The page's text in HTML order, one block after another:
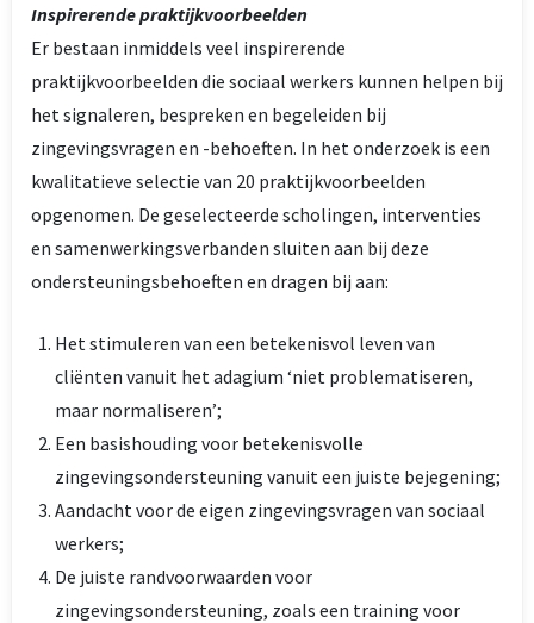
Inspirerende praktijkvoorbeelden
Er bestaan inmiddels veel inspirerende
praktijkvoorbeelden die sociaal werkers kunnen helpen bij
het signaleren, bespreken en begeleiden bij
zingevingsvragen en -behoeften. In het onderzoek is een
kwalitatieve selectie van 20 praktijkvoorbeelden
opgenomen. De geselecteerde scholingen, interventies
en samenwerkingsverbanden sluiten aan bij deze
ondersteuningsbehoeften en dragen bij aan:
Het stimuleren van een betekenisvol leven van
cliënten vanuit het adagium ‘niet problematiseren,
maar normaliseren’;
Een basishouding voor betekenisvolle
zingevingsondersteuning vanuit een juiste bejegening;
Aandacht voor de eigen zingevingsvragen van sociaal
werkers;
De juiste randvoorwaarden voor
zingevingsondersteuning, zoals een training voor